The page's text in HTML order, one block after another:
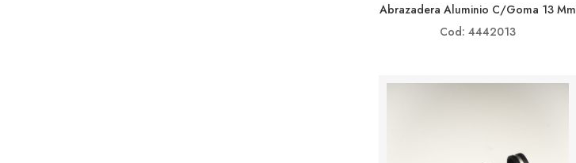
Abrazadera Aluminio C/goma 13 Mm
Cod: 4442013